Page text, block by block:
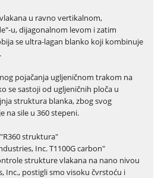
u ravno vertikalnom,
u, dijagonalnom levom i zatim
se ultra-lagan blanko koji kombinuje
pojačanja ugljeničnom trakom na
se sastoji od ugljeničnih ploča u
struktura blanka, zbog svog
na sile u 360 stepeni.
struktura"
Inc. T1100G carbon"
strukture vlakana na nano nivou
Inc., postigli smo visoku čvrstoću i